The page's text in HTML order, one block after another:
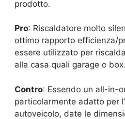
prodotto.
Pro: Riscaldatore molto
ottimo rapporto efficienza/
essere utilizzato per
alla casa quali garage o box.
Contro: Essendo un all-in-
particolarmente adatto per
autoveicolo, date le